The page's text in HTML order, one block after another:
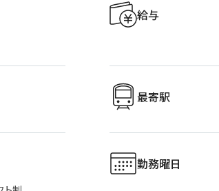
給与
最寄駅
勤務曜日